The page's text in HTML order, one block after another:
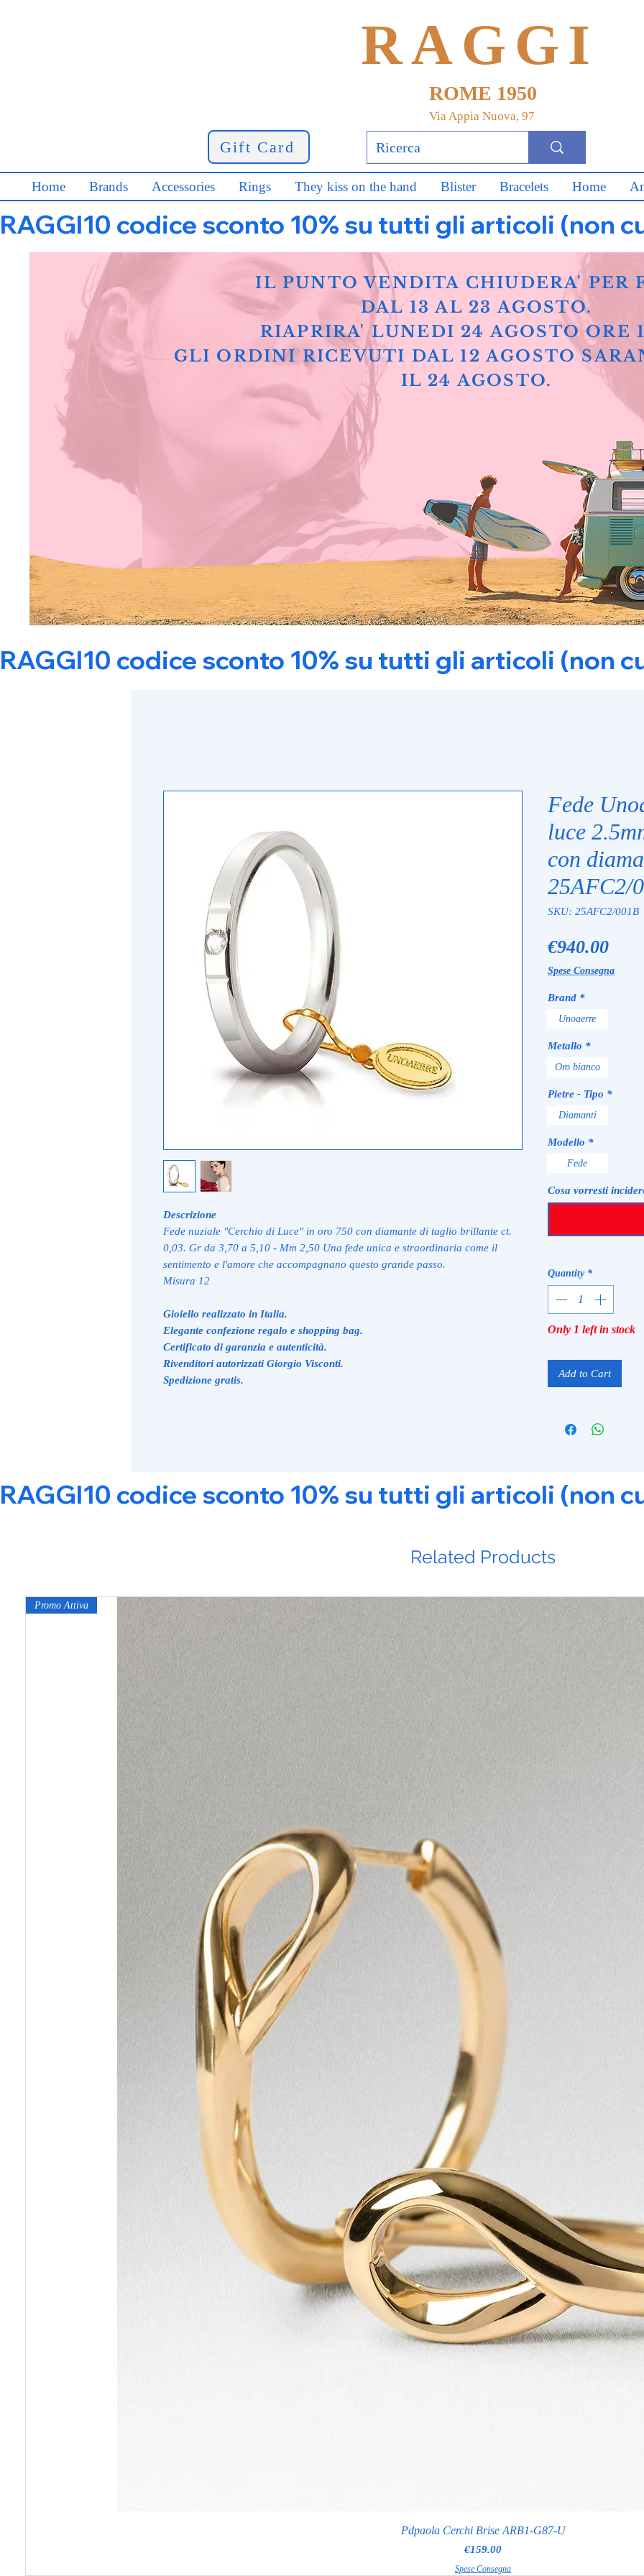
RAGGI
ROME 1950
Via Appia Nuova, 97
Gift Card
Home Brands Accessories Rings They kiss on the hand Blister Bracelets Home
RAGGI10 codice sconto 10% su tutti gli articoli (non
IL PUNTO VENDITA CHIUDERA' PER
DAL 13 AL 23 AGOSTO.
RIAPRIRA' LUNEDI 24 AGOSTO ORE
GLI ORDINI RICEVUTI DAL 12 AGOSTO
IL 24 AGOSTO.
RAGGI10 codice sconto 10% su tutti gli articoli (non
Descrizione
Fede nuziale "Cerchio di Luce" in oro 750 con diamante di taglio brillante ct.
0,03. Gr da 3,70 a 5,10 - Mm 2,50 Una fede unica e straordinaria come il
sentimento e l'amore che accompagnano questo grande passo.
Misura 12
Gioiello realizzato in Italia.
Elegante confezione regalo e shopping bag.
Certificato di garanzia e autenticità.
Rivenditori autorizzati Giorgio Visconti.
Spedizione gratis.
Fede
luce
con
25AFC2/
SKU: 25AFC2/001B
€940.00Price
Spese Consegna
Brand *
Unoaerre
Metallo *
Oro bianco
Pietre - Tipo *
Diamanti
Modello *
Fede
Cosa vorresti
Quantity *
Only 1 left in stock
Add to Cart
RAGGI10 codice sconto 10% su tutti gli articoli (non
Related Products
Promo Attiva
Pdpaola Cerchi Brise ARB1-G87-U
Price
€159.00
Spese Consegna